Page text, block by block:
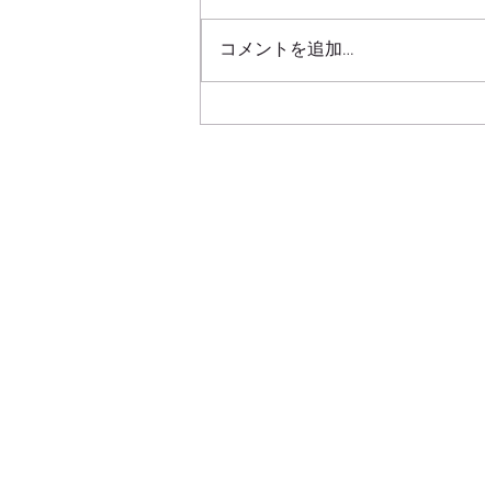
デカくて強いオーガお兄さん
コメントを追加…